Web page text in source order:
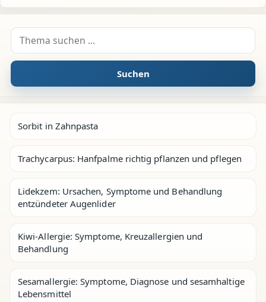
Suche nach:
Suchen
Sorbit in Zahnpasta
Trachycarpus: Hanfpalme richtig pflanzen und pflegen
Lidekzem: Ursachen, Symptome und Behandlung
entzündeter Augenlider
Kiwi-Allergie: Symptome, Kreuzallergien und
Behandlung
Sesamallergie: Symptome, Diagnose und sesamhaltige
Lebensmittel